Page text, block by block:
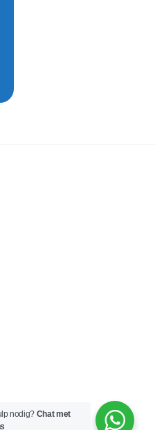
nodig? Chat met